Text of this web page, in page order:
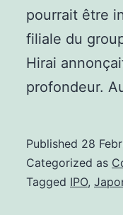
pourrait être
filiale du
Hirai
profondeur.
Published 28
Categorized as
Tagged IPO,